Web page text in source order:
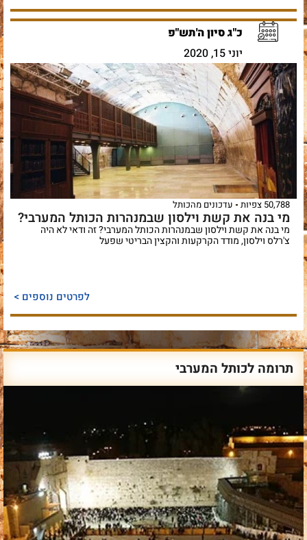
כ"ג סיון ה'תש"פ
יוני 15, 2020
50,788 צפיות עדכונים מהכותל
מי בנה את קשת וילסון שבמנהרות הכותל המערבי?
מי בנה את קשת וילסון שבמנהרות הכותל המערבי? זה ודאי לא היה
צ'רלס וילסון, מודד הקרקעות והקצין הבריטי שפעל
לפרטים נוספים >
תרומה לכותל המערבי